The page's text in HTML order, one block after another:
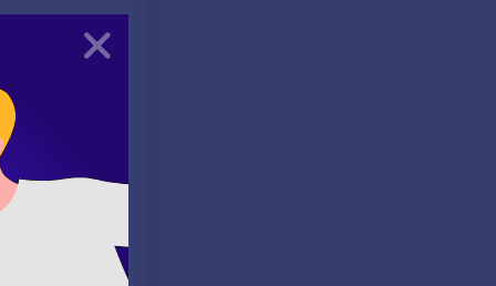
kitaplar,
de
yanı
Kapat